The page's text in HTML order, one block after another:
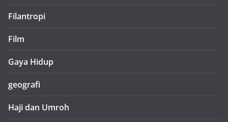
Filantropi
Film
Gaya Hidup
geografi
Haji dan Umroh